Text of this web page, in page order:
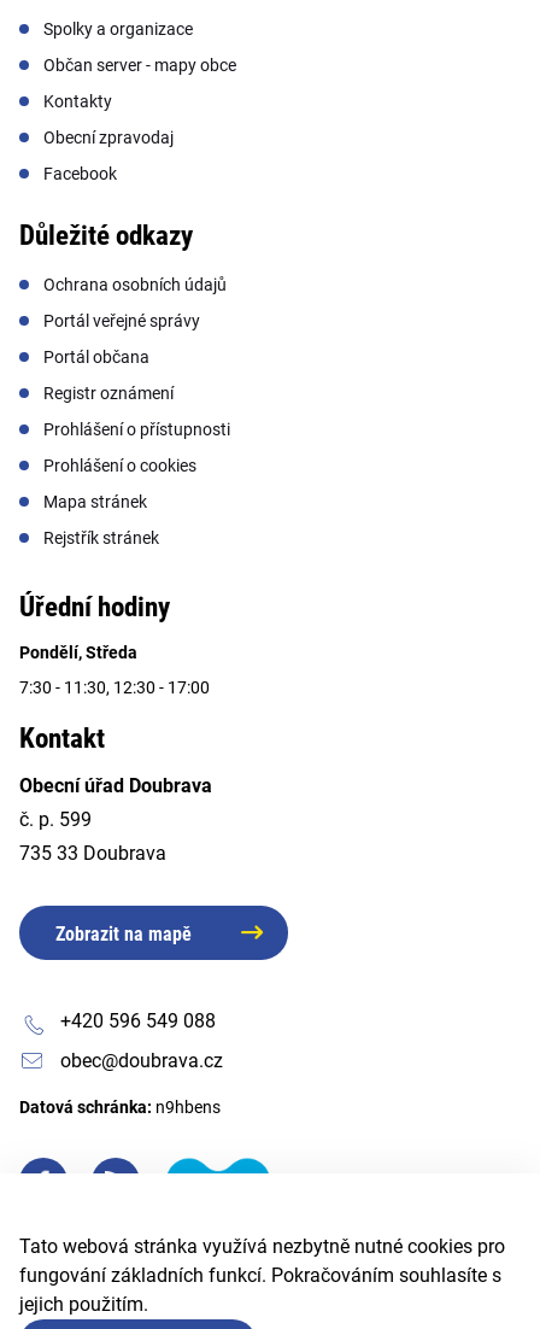
Tato webová stránka využívá nezbytně nutné cookies pro
fungování základních funkcí. Pokračováním souhlasíte s
jejich použitím.
Spolky a organizace
Občan server - mapy obce
Kontakty
Obecní zpravodaj
Facebook
Důležité odkazy
Ochrana osobních údajů
Portál veřejné správy
Portál občana
Registr oznámení
Prohlášení o přístupnosti
Prohlášení o cookies
Mapa stránek
Rejstřík stránek
Úřední hodiny
Pondělí, Středa
7:30 - 11:30, 12:30 - 17:00
Kontakt
Obecní úřad Doubrava
č. p. 599
735 33 Doubrava
Zobrazit na mapě
+420 596 549 088
obec@doubrava.cz
Datová schránka: n9hbens